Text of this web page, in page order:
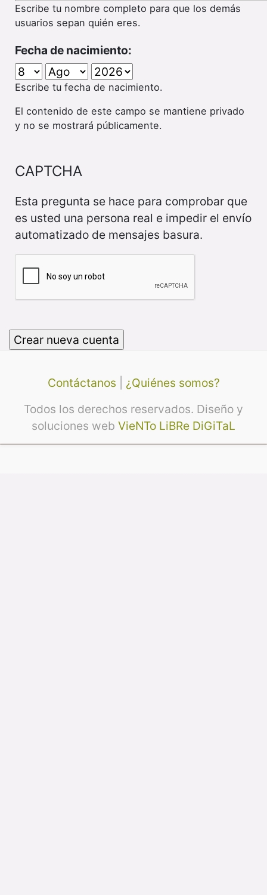
Escribe tu nombre completo para que los demás
usuarios sepan quién eres.
Fecha de nacimiento:
Escribe tu fecha de nacimiento.
El contenido de este campo se mantiene privado
y no se mostrará públicamente.
CAPTCHA
Esta pregunta se hace para comprobar que
es usted una persona real e impedir el envío
automatizado de mensajes basura.
Contáctanos
¿Quiénes somos?
Todos los derechos reservados. Diseño y
soluciones web VieNTo LiBRe DiGiTaL